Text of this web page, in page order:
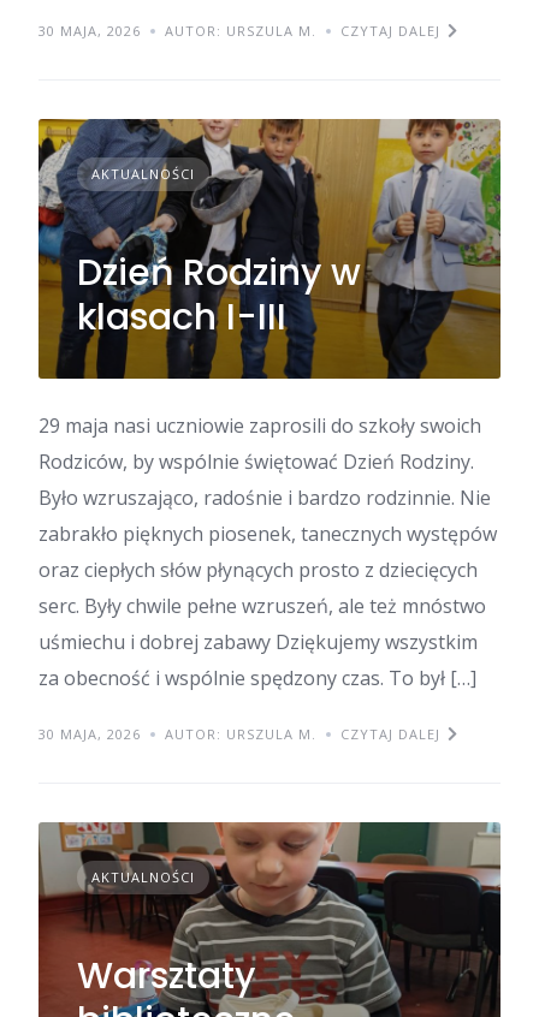
30 MAJA, 2026 AUTOR: URSZULA M. CZYTAJ DALEJ
AKTUALNOŚCI
Dzień Rodziny w
klasach I-III
29 maja nasi uczniowie zaprosili do szkoły swoich
Rodziców, by wspólnie świętować Dzień Rodziny.
Było wzruszająco, radośnie i bardzo rodzinnie. Nie
zabrakło pięknych piosenek, tanecznych występów
oraz ciepłych słów płynących prosto z dziecięcych
serc. Były chwile pełne wzruszeń, ale też mnóstwo
uśmiechu i dobrej zabawy Dziękujemy wszystkim
za obecność i wspólnie spędzony czas. To był […]
30 MAJA, 2026 AUTOR: URSZULA M. CZYTAJ DALEJ
AKTUALNOŚCI
Warsztaty